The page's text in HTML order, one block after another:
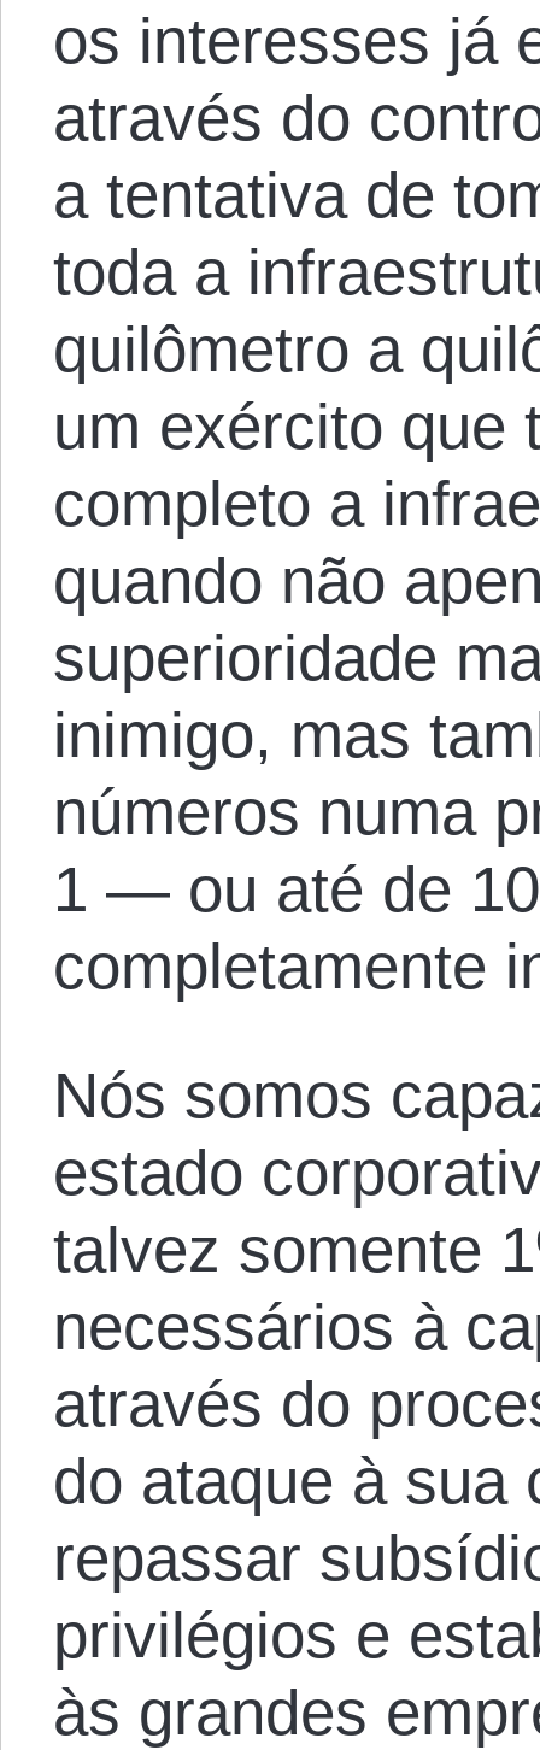
os interesses já
através do
a tentativa de
toda a
quilômetro a
um exército que
completo a
quando não
superioridade
inimigo, mas
números numa
1 — ou até de
completamente
Nós somos
estado
talvez somente
necessários à
através do
do ataque à sua
repassar
privilégios e
às grandes